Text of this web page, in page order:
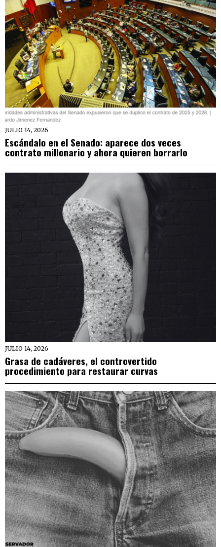
JULIO 14, 2026
Escándalo en el Senado: aparece dos veces
contrato millonario y ahora quieren borrarlo
JULIO 14, 2026
Grasa de cadáveres, el controvertido
procedimiento para restaurar curvas